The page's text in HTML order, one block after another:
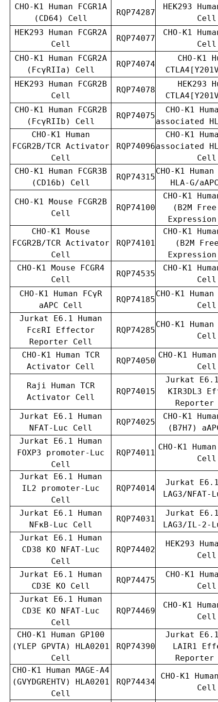
CHO-K1 Human FCGR1A
(CD64) Cell
RQP74287
HEK293
Cell
HEK293 Human FCGR2A
Cell
RQP74077
CHO-K1
Cell
CHO-K1 Human FCGR2A
(FcγRIIa) Cell
RQP74074
CHO-K1
HEK293 Human FCGR2B
Cell
RQP74078
HEK293
CHO-K1 Human FCGR2B
(FcγRIIb) Cell
RQP74075
CHO-K1
associated
CHO-K1 Human
FCGR2B/TCR Activator
Cell
RQP74096
CHO-K1
associated
Cell
CHO-K1 Human FCGR3B
(CD16b) Cell
RQP74315
CHO-K1
HLA-G/
CHO-K1 Mouse FCGR2B
Cell
RQP74100
CHO-K1
(B2M
CHO-K1 Mouse
FCGR2B/TCR Activator
Cell
RQP74101
CHO-K1
(B2M
CHO-K1 Mouse FCGR4
Cell
RQP74535
CHO-K1
Cell
CHO-K1 Human FCγR
aAPC Cell
RQP74185
CHO-K1
Cell
Jurkat E6.1 Human
FcεRI Effector
Reporter Cell
RQP74285
CHO-K1
Cell
CHO-K1 Human TCR
Activator Cell
RQP74050
CHO-K1
Cell
Raji Human TCR
Activator Cell
RQP74015
Jurkat E6.1
KIR3DL3
Jurkat E6.1 Human
NFAT-Luc Cell
RQP74025
CHO-K1
(B7H7)
Jurkat E6.1 Human
FOXP3 promoter-Luc
Cell
RQP74011
CHO-K1
Cell
Jurkat E6.1 Human
IL2 promoter-Luc
Cell
RQP74014
Jurkat E6.1
LAG3/
Jurkat E6.1 Human
NFκB-Luc Cell
RQP74031
Jurkat E6.1
LAG3/IL-2-
Jurkat E6.1 Human
CD38 KO NFAT-Luc
Cell
RQP74402
HEK293
Cell
Jurkat E6.1 Human
CD3E KO Cell
RQP74475
CHO-K1
Cell
Jurkat E6.1 Human
CD3E KO NFAT-Luc
Cell
RQP74469
CHO-K1
Cell
CHO-K1 Human GP100
(YLEP GPVTA) HLA0201
Cell
RQP74390
Jurkat E6.1
LAIR1
CHO-K1 Human MAGE-A4
(GVYDGREHTV) HLA0201
Cell
RQP74434
CHO-K1
Cell